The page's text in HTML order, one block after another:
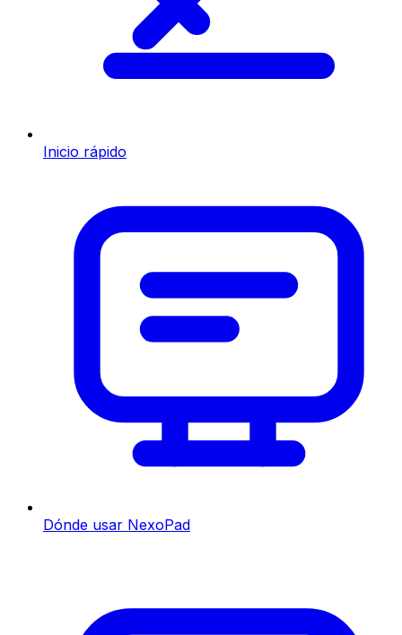
Inicio rápido
Dónde usar NexoPad